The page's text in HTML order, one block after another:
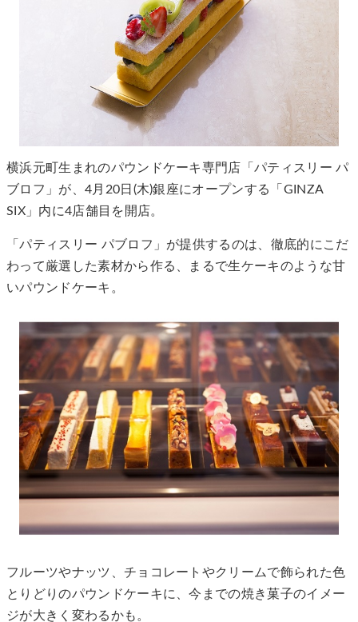
横浜元町生まれのパウンドケーキ専門店「パティスリー パ
ブロフ」が、4月20日(木)銀座にオープンする「GINZA
SIX」内に4店舗目を開店。
「パティスリー パブロフ」が提供するのは、徹底的にこだ
わって厳選した素材から作る、まるで生ケーキのような甘
いパウンドケーキ。
フルーツやナッツ、チョコレートやクリームで飾られた色
とりどりのパウンドケーキに、今までの焼き菓子のイメー
ジが大きく変わるかも。